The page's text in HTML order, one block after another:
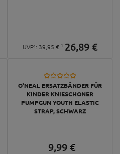
UVP¹: 39, 95 € 1 26,89€
O'NEAL ERSATZBÄNDER FÜR
KINDER KNIESCHONER
PUMPGUN YOUTH ELASTIC
STRAP, SCHWARZ
9,99 €